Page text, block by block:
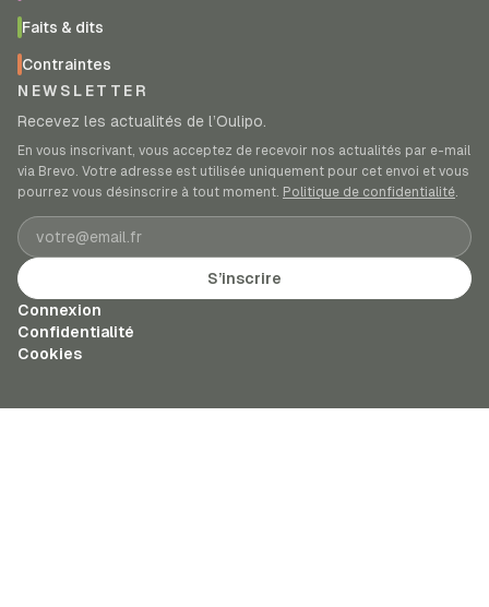
Faits & dits
Contraintes
NEWSLETTER
Recevez les actualités de l’Oulipo.
En vous inscrivant, vous acceptez de recevoir nos actualités par e-mail
via Brevo. Votre adresse est utilisée uniquement pour cet envoi et vous
pourrez vous désinscrire à tout moment. Politique de confidentialité.
Adresse e-mail
S’inscrire
Connexion
Confidentialité
Cookies